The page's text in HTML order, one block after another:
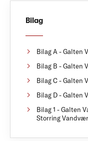
Bilag
Bilag A - Galten
Bilag B - Galten
Bilag C - Galten
Bilag D - Galten
Bilag 1 - Galten
Storring